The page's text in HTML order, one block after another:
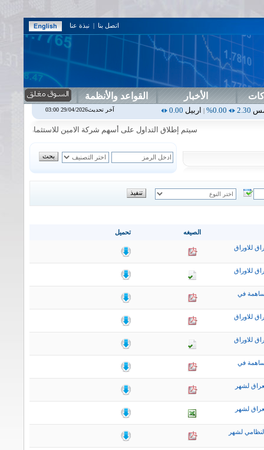
اتصل بنا | نبذة عنا
الأخبار القواعد والأنظمة
|اربيل 0.00%
|اس بنك |اسفنج1.87
0.00%
سيتم إطلاق التداول على أسهم شركة الامين للاستثمار المالي في جلسة
تحميل الصيغه
للاوراق
للاوراق
في
للاوراق
للاوراق
في
لشهر
لشهر
لشهر